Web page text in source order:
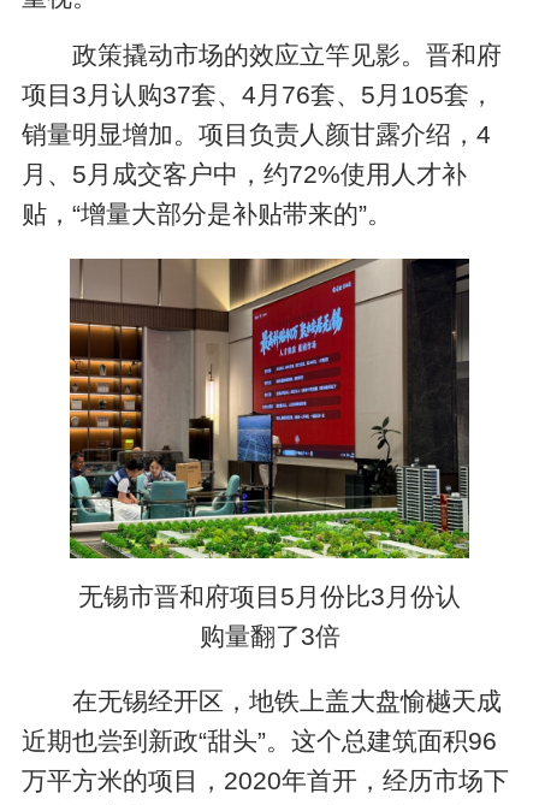
政策撬动市场的效应立竿见影。晋和府
项目3月认购37套、4月76套、5月105套，
销量明显增加。项目负责人颜甘露介绍，4
月、5月成交客户中，约72%使用人才补
贴，“增量大部分是补贴带来的”。
无锡市晋和府项目5月份比3月份认
购量翻了3倍
在无锡经开区，地铁上盖大盘愉樾天成
近期也尝到新政“甜头”。这个总建筑面积96
万平方米的项目，2020年首开，经历市场下